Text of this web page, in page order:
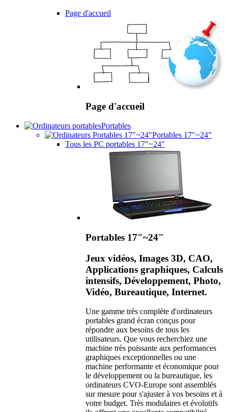
Page d'accueil
Page d'accueil
Portables
Portables 17"~24"
Tous les PC portables 17"~24"
Portables 17"~24"
Jeux vidéos, Images 3D, CAO,
Applications graphiques, Calculs
intensifs, Développement, Photo,
Vidéo, Bureautique, Internet.
Une gamme très complète d'ordinateurs
portables grand écran conçus pour
répondre aux besoins de tous les
utilisateurs. Que vous recherchiez une
machine très puissante aux performances
graphiques exceptionnelles ou une
machine performante et économique pour
le développement ou la bureautique, les
ordinateurs CVO-Europe sont assemblés
sur mesure pour s'ajuster à vos besoins et à
votre budget. Très modulaires et évolutifs